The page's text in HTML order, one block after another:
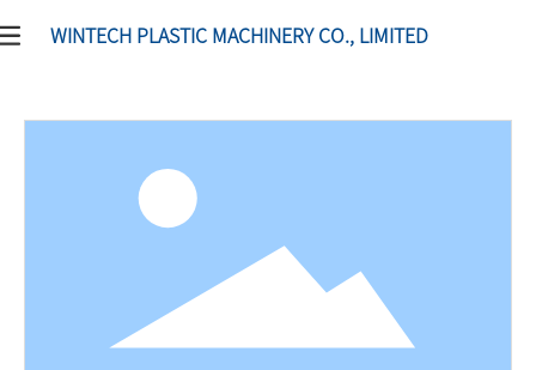
WINTECH PLASTIC MACHINERY CO., LIMITED